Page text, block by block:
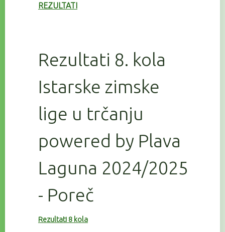
REZULTATI
Rezultati 8. kola
Istarske zimske
lige u trčanju
powered by Plava
Laguna 2024/2025
- Poreč
Rezultati 8 kola